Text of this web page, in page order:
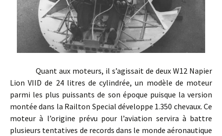
Quant aux moteurs, il s’agissait de deux W12 Napier
Lion VIID de 24 litres de cylindrée, un modèle de moteur
parmi les plus puissants de son époque puisque la version
montée dans la Railton Special développe 1.350 chevaux. Ce
moteur à l’origine prévu pour l’aviation servira à battre
plusieurs tentatives de records dans le monde aéronautique